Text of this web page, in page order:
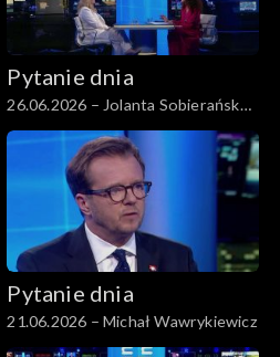
Pytanie dnia
26.06.2026 – Jolanta Sobierańska-
Grenda
Pytanie dnia
21.06.2026 – Michał Wawrykiewicz